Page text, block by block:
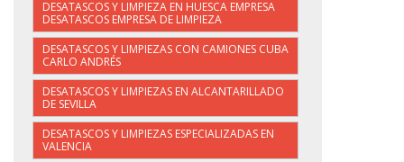
DESATASCOS Y LIMPIEZA EN HUESCA EMPRESA
DESATASCOS EMPRESA DE LIMPIEZA
DESATASCOS Y LIMPIEZAS CON CAMIONES CUBA
CARLO ANDRÉS
DESATASCOS Y LIMPIEZAS EN ALCANTARILLADO
DE SEVILLA
DESATASCOS Y LIMPIEZAS ESPECIALIZADAS EN
VALENCIA